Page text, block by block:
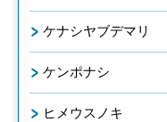
ケナシヤブデマリ
ケンポナシ
ヒメウスノキ